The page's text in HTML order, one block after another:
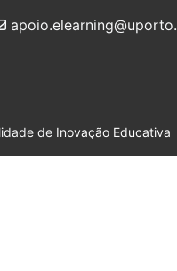
de Inovação Educativa